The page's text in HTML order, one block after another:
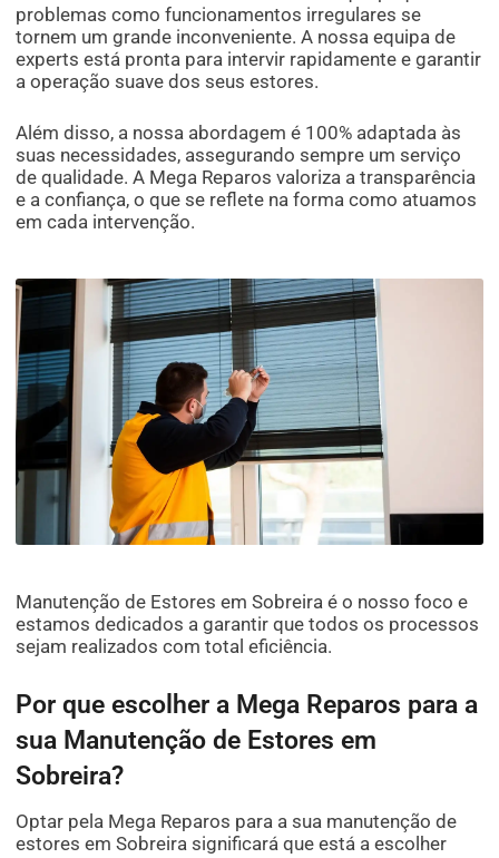
problemas como funcionamentos irregulares se
tornem um grande inconveniente. A nossa equipa de
experts está pronta para intervir rapidamente e garantir
a operação suave dos seus estores.
Além disso, a nossa abordagem é 100% adaptada às
suas necessidades, assegurando sempre um serviço
de qualidade. A Mega Reparos valoriza a transparência
e a confiança, o que se reflete na forma como atuamos
em cada intervenção.
Manutenção de Estores em Sobreira é o nosso foco e
estamos dedicados a garantir que todos os processos
sejam realizados com total eficiência.
Por que escolher a Mega Reparos para a
sua Manutenção de Estores em
Sobreira?
Optar pela Mega Reparos para a sua manutenção de
estores em Sobreira significará que está a escolher